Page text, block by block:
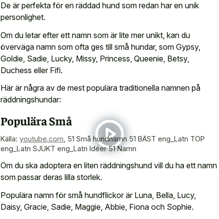
De är perfekta för en räddad hund som redan har en unik
personlighet.
Om du letar efter ett namn som är lite mer unikt, kan du
överväga namn som ofta ges till små hundar, som Gypsy,
Goldie, Sadie, Lucky, Missy, Princess, Queenie, Betsy,
Duchess eller Fifi.
Här är några av de mest populära traditionella namnen på
räddningshundar:
Populära Små
Källa: youtube.com 51 Små hundnamn 51 BÄST eng_Latn TOP
eng_Latn SJUKT eng_Latn Idéer 51 Namn
Om du ska adoptera en liten räddningshund vill du ha ett namn
som passar deras lilla storlek.
Populära namn för små hundflickor är Luna, Bella, Lucy,
Daisy, Gracie, Sadie, Maggie, Abbie, Fiona och Sophie.